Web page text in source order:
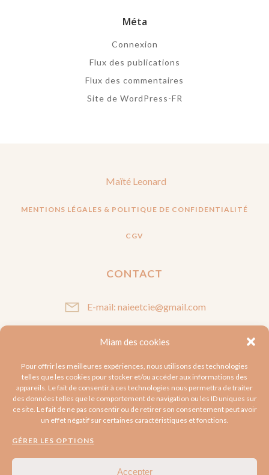
Miam des cookies
Pour offrir les meilleures expériences, nous utilisons des technologies
telles que les cookies pour stocker et/ou accéder aux informations des
appareils. Le fait de consentir à ces technologies nous permettra de traiter
des données telles que le comportement de navigation ou les ID uniques sur
ce site. Le fait de ne pas consentir ou de retirer son consentement peut avoir
un effet négatif sur certaines caractéristiques et fonctions.
GÉRER LES OPTIONS
Accepter
Méta
Connexion
Flux des publications
Flux des commentaires
Site de WordPress-FR
Maïté Leonard
MENTIONS LÉGALES & POLITIQUE DE CONFIDENTIALITÉ
CGV
CONTACT
E-mail: naieetcie@gmail.com